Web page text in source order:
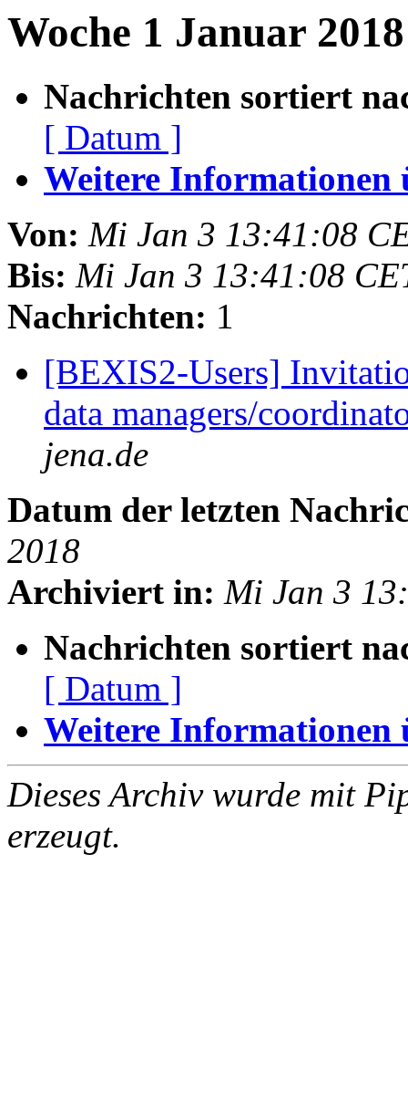
Woche 1 Januar
Nachrichten sortiert
[ Datum ]
Weitere Informationen
Von: Mi Jan 3 13:41:08
Bis: Mi Jan 3 13:41:08
Nachrichten: 1
[BEXIS2-Users]
data managers/
jena.de
Datum der letzten
2018
Archiviert in: Mi Jan 3
Nachrichten sortiert
[ Datum ]
Weitere Informationen
Dieses Archiv wurde mit
erzeugt.